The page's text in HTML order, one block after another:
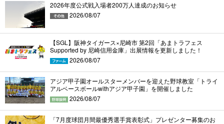
2026年度公式戦入場者200万人達成のお知らせ
2026/08/07
【SGL】阪神タイガース×尼崎市 第2回「あまトラフェス
Supported by 尼崎信用金庫」出展情報を更新しました！
2026/08/07
アジア甲子園オールスターメンバーを迎えた野球教室「トライ
アルベースボールwithアジア甲子園」を開催しました
2026/08/07
「7月度球団月間最優秀選手賞表彰式」プレゼンター募集のお